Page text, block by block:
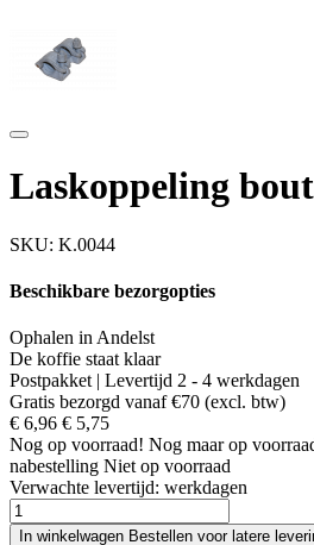
Laskoppeling
SKU: K.0044
Beschikbare bezorgopties
Ophalen in Andelst
De koffie staat klaar
Postpakket | Levertijd 2 - 4 werkdagen
Gratis bezorgd vanaf €70 (excl. btw)
€ 6,96 € 5,75
Nog op voorraad! Nog maarop
nabestelling Niet op voorraad
Verwachte levertijd: werkdagen
In winkelwagen Bestellen voor latere